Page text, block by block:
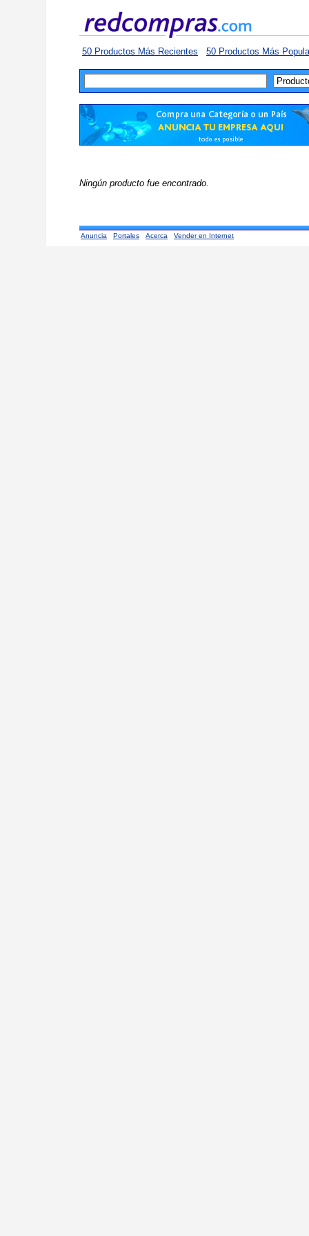
50 Productos Más Recientes 50 Productos Más
Ningún producto fue encontrado.
Anuncia Portales Acerca Vender en Internet